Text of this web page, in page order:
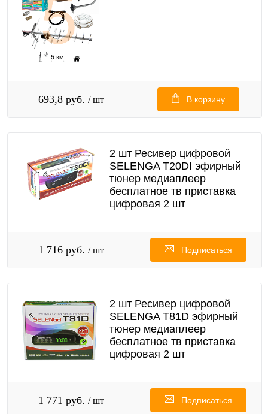
693,8 руб. / шт В корзину
2 шт Ресивер цифровой
SELENGA T20DI эфирный
тюнер медиаплеер
бесплатное тв приставка
цифровая 2 шт
1 716 руб. / шт Подписаться
2 шт Ресивер цифровой
SELENGA T81D эфирный
тюнер медиаплеер
бесплатное тв приставка
цифровая 2 шт
1 771 руб. / шт Подписаться